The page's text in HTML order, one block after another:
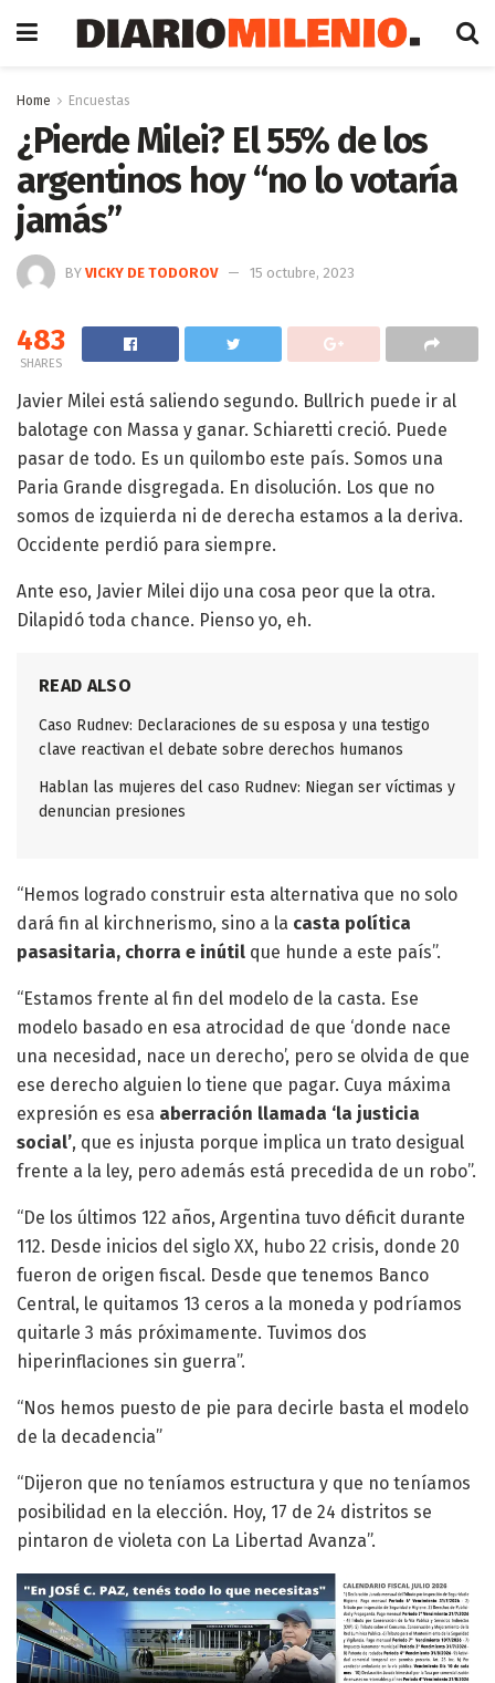
Home Encuestas
¿Pierde Milei? El 55% de los
argentinos hoy “no lo votaría
jamás”
BY VICKY DE TODOROV 15 octubre, 2023
483
SHARES
Javier Milei está saliendo segundo. Bullrich puede ir al
balotage con Massa y ganar. Schiaretti creció. Puede
pasar de todo. Es un quilombo este país. Somos una
Paria Grande disgregada. En disolución. Los que no
somos de izquierda ni de derecha estamos a la deriva.
Occidente perdió para siempre.
Ante eso, Javier Milei dijo una cosa peor que la otra.
Dilapidó toda chance. Pienso yo, eh.
READ ALSO
Caso Rudnev: Declaraciones de su esposa y una testigo
clave reactivan el debate sobre derechos humanos
Hablan las mujeres del caso Rudnev: Niegan ser víctimas y
denuncian presiones
“Hemos logrado construir esta alternativa que no solo
dará fin al kirchnerismo, sino a la casta política
pasasitaria, chorra e inútil que hunde a este país”.
“Estamos frente al fin del modelo de la casta. Ese
modelo basado en esa atrocidad de que ‘donde nace
una necesidad, nace un derecho’, pero se olvida de que
ese derecho alguien lo tiene que pagar. Cuya máxima
expresión es esa aberración llamada ‘la justicia
social’, que es injusta porque implica un trato desigual
frente a la ley, pero además está precedida de un robo”.
“De los últimos 122 años, Argentina tuvo déficit durante
112. Desde inicios del siglo XX, hubo 22 crisis, donde 20
fueron de origen fiscal. Desde que tenemos Banco
Central, le quitamos 13 ceros a la moneda y podríamos
quitarle 3 más próximamente. Tuvimos dos
hiperinflaciones sin guerra”.
“Nos hemos puesto de pie para decirle basta el modelo
de la decadencia”
“Dijeron que no teníamos estructura y que no teníamos
posibilidad en la elección. Hoy, 17 de 24 distritos se
pintaron de violeta con La Libertad Avanza”.